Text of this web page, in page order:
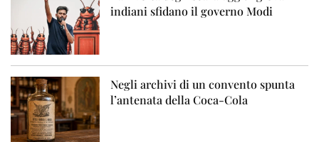
indiani sfidano il governo Modi
Negli archivi di un convento spunta
l’antenata della Coca-Cola